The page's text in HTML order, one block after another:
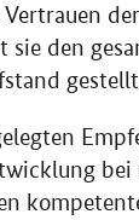
sie den